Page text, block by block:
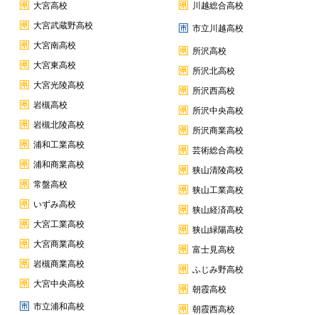
大宮高校
大宮武蔵野高校
大宮南高校
大宮東高校
大宮光陵高校
岩槻高校
岩槻北陵高校
浦和工業高校
浦和商業高校
常盤高校
いずみ高校
大宮工業高校
大宮商業高校
岩槻商業高校
大宮中央高校
市立浦和高校
川越総合高校
市立川越高校
所沢高校
所沢北高校
所沢西高校
所沢中央高校
所沢商業高校
芸術総合高校
狭山清陵高校
狭山工業高校
狭山経済高校
狭山緑陽高校
富士見高校
ふじみ野高校
朝霞高校
朝霞西高校